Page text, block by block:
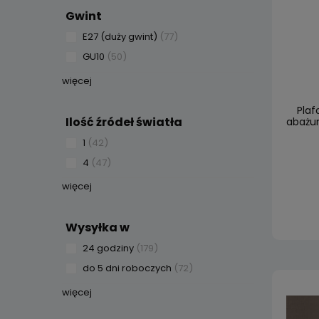
Gwint
E27 (duży gwint) (77)
GU10 (50)
więcej
Ilość źródeł światła
1 (42)
4 (47)
więcej
Wysyłka w
24 godziny (179)
do 5 dni roboczych (72)
więcej